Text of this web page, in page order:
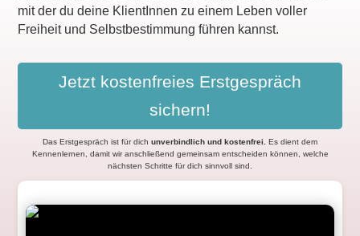
mit der du deine KlientInnen zu einem Leben voller
Freiheit und Selbstbestimmung führen kannst.
Jetzt kostenfreies Erstgespräch
sichern!
Das Erstgespräch ist für dich unverbindlich und kostenfrei
Es dient dem
Kennenlernen, damit wir anschließend gemeinsam entscheiden können, welche
nächsten Schritte für dich sinnvoll sind.